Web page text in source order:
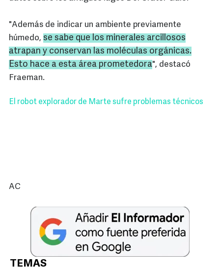
"Además de indicar un ambiente previamente
húmedo, se sabe que los minerales arcillosos
atrapan y conservan las moléculas orgánicas.
Esto hace a esta área prometedora", destacó
Fraeman.
El robot explorador de Marte sufre problemas técnicos
AC
TEMAS